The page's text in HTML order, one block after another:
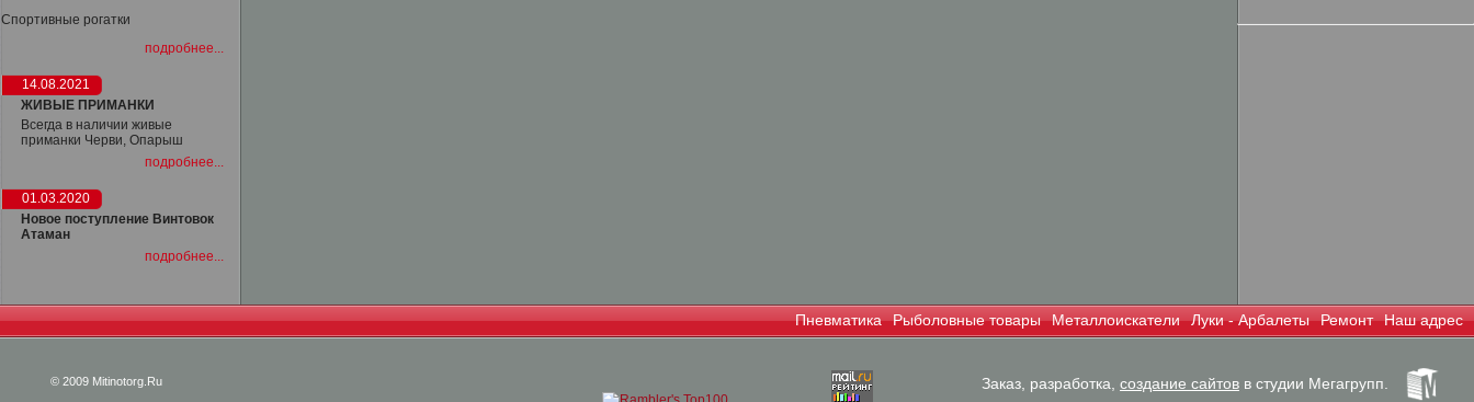
Спортивные рогатки
подробнее...
14.08.2021
ЖИВЫЕ ПРИМАНКИ
Всегда в наличии живые
приманки Черви, Опарыш
подробнее...
01.03.2020
Новое поступление Винтовок
Атаман
подробнее...
Пневматика Рыболовные товары Металлоискатели Луки - Арбалеты Ремонт Наш адрес
© 2009 Mitinotorg.Ru Заказ, разработка, создание сайтов в студии Мегагрупп.